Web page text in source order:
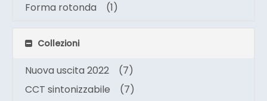
Forma rotonda
(1)
Collezioni
Nuova uscita 2022
(7)
CCT sintonizzabile
(7)